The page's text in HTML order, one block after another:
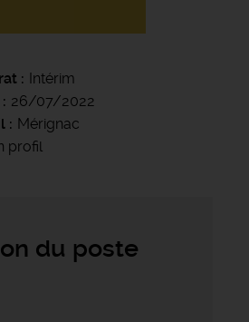
Intérim
26/07/2022
Mérignac
profil
du poste